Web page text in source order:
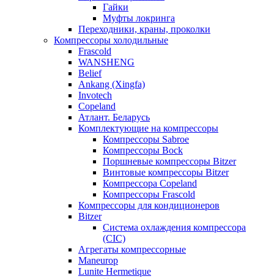
Гайки
Муфты локринга
Переходники, краны, проколки
Компрессоры холодильные
Frascold
WANSHENG
Belief
Ankang (Xingfa)
Invotech
Copeland
Атлант. Беларусь
Комплектующие на компрессоры
Компрессоры Sabroe
Компрессоры Bock
Поршневые компрессоры Bitzer
Винтовые компрессоры Bitzer
Компрессора Copeland
Компрессоры Frascold
Компрессоры для кондиционеров
Bitzer
Система охлаждения компрессора
(CIC)
Агрегаты компрессорные
Maneurop
Lunite Hermetique